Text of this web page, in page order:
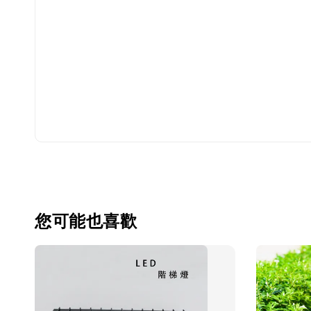
您可能也喜歡